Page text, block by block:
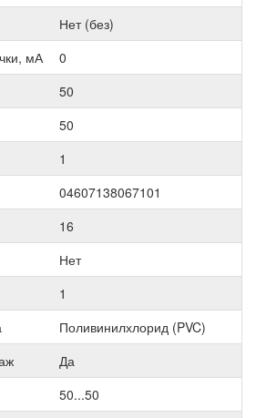
Нет (без)
мА
0
50
50
1
04607138067101
16
Нет
1
Поливинилхлорид (PVC)
Да
50...50